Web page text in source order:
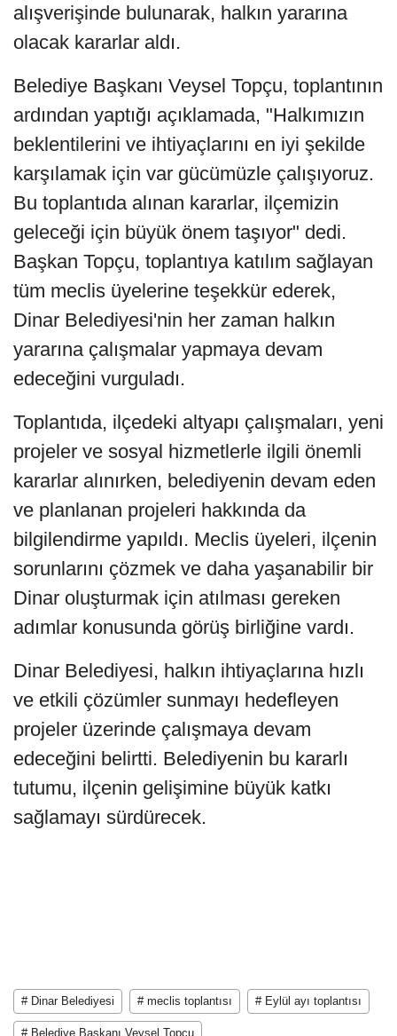
alışverişinde bulunarak, halkın yararına
olacak kararlar aldı.
Belediye Başkanı Veysel Topçu, toplantının
ardından yaptığı açıklamada, "Halkımızın
beklentilerini ve ihtiyaçlarını en iyi şekilde
karşılamak için var gücümüzle çalışıyoruz.
Bu toplantıda alınan kararlar, ilçemizin
geleceği için büyük önem taşıyor" dedi.
Başkan Topçu, toplantıya katılım sağlayan
tüm meclis üyelerine teşekkür ederek,
Dinar Belediyesi'nin her zaman halkın
yararına çalışmalar yapmaya devam
edeceğini vurguladı.
Toplantıda, ilçedeki altyapı çalışmaları, yeni
projeler ve sosyal hizmetlerle ilgili önemli
kararlar alınırken, belediyenin devam eden
ve planlanan projeleri hakkında da
bilgilendirme yapıldı. Meclis üyeleri, ilçenin
sorunlarını çözmek ve daha yaşanabilir bir
Dinar oluşturmak için atılması gereken
adımlar konusunda görüş birliğine vardı.
Dinar Belediyesi, halkın ihtiyaçlarına hızlı
ve etkili çözümler sunmayı hedefleyen
projeler üzerinde çalışmaya devam
edeceğini belirtti. Belediyenin bu kararlı
tutumu, ilçenin gelişimine büyük katkı
sağlamayı sürdürecek.
# Dinar Belediyesi # meclis toplantısı # Eylül ayı toplantısı
# Belediye Başkanı Veysel Topçu